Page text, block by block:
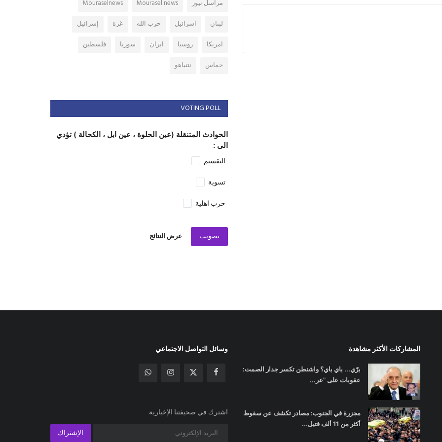
مراسل نيوز Mourasel news
Mouraselnews
لبنان
اسرائيل حزب الله غزة
إسرائيل
امريكا
روسيا ايران سوريا
فلسطين
حماس
نتنياهو
VOTING POLL
الحوادث المتنقلة (عين الحلوة ، عين ابل ، الكحالة ) تؤدي
الى :
التقسيم
تسوية
حرب اهلية
تصويت عرض النتائج
المشاركات الأكثر مشاهدة
برّي... باي باي؟ واشنطن تكسر جدار الصمت:
عقوبات على "عر...
مجزرة في الجنوب: مصادر تكشف عن سقوط
أكثر من 11 ألف قتيل...
وسائل التواصل الاجتماعي
اشترك في صحيفتنا الإخبارية
الإشتراك